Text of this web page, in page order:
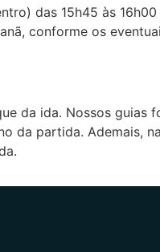
das 15h45 às
conforme os
da ida. Nossos guias
da partida. Ademais,